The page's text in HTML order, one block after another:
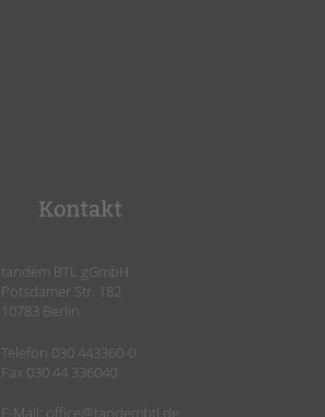
Kontakt
tandem BTL gGmbH
Potsdamer Str. 182
10783 Berlin
Telefon 030 443360-0
Fax 030 44 336040
E-Mail: office@tandembtl.de